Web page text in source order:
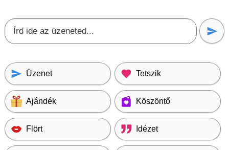
Üzenet Tetszik
Ajándék Köszöntő
Flört Idézet